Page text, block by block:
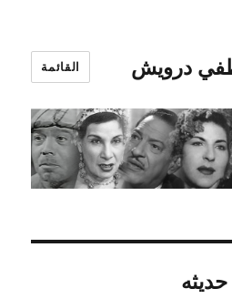
درويش القائمة